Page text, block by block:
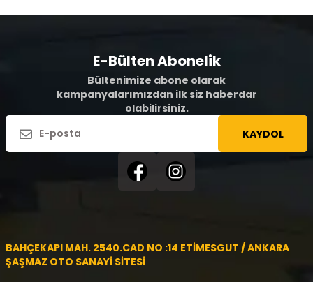
E-Bülten Abonelik
Bültenimize abone olarak
kampanyalarımızdan ilk siz haberdar
olabilirsiniz.
KAYDOL
BAHÇEKAPI MAH. 2540.CAD NO :14 ETİMESGUT / ANKARA
ŞAŞMAZ OTO SANAYİ SİTESİ